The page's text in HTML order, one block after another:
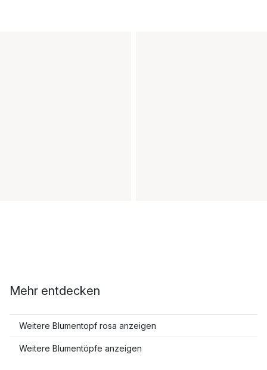
Mehr entdecken
Weitere Blumentopf rosa anzeigen
Weitere Blumentöpfe anzeigen